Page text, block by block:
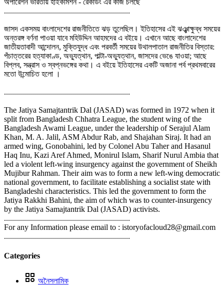
অপারেশন ভারতীয় হাইকমিশন - রেকর্ডিং এর কাজ চলছে
...............................................................
জাসদ একসময় বাংলাদেশের রাজনীতিতে ঝড় তুলেছিল। ইতিহাসের এই ঝঞ্ঝাক্ষুব্ধ সময়ের
অন্তরঙ্গ বর্ণনা পাওয়া যাবে মহিউদ্দিন আহমদের এ বইয়ে। এখানে আছে বাংলাদেশের
জাতীয়তাবাদী আন্দোলন, মুক্তিযুদ্ধ এবং পরবর্তী সময়ের উথালপাতাল রাজনীতির বিস্তার:
পঁচাত্তরের হত্যাকাণ্ড, অভ্যুত্থান, পাল্টা-অভ্যুত্থান, জাসদের ভেঙে যাওয়া; আছে
বিপ্লব, সন্ত্রাস ও স্বপ্নভঙ্গের কথা। এ বইয়ে ইতিহাসের একটি অজানা পর্ব প্রথমবারের
মতো উন্মোচিত হলো ।
...............................................................
The Jatiya Samajtantrik Dal (JASAD) was formed in 1972 when it
split from Bangladesh Chhatra League, the student wing of the
Bangladesh Awami League, under the leadership of Serajul Alam
Khan, M. A. Jalil, ASM Abdur Rab, and Shajahan Siraj. It had an
armed wing, Gonobahini, led by Colonel Abu Taher and Hasanul
Haq Inu, Kazi Aref Ahmed, Monirul Islam, Sharif Nurul Ambia that
led a violent left-wing insurgency against the government of Sheikh
Mujibur Rahman. Their aim was to form a new left-wing democratic
national government, to facilitate establishing a socialist state with
Bangladeshi characteristics. This led the government to form the
Jatiya Rakkhi Bahini, the aim of which was to counter-insurgency
by the Jatiya Samajtantrik Dal (JASAD) activists.
...............................................................
For any Information please email to : istoryofacloud28@gmail.com
...............................................................
Categories
অনৈসলামিক